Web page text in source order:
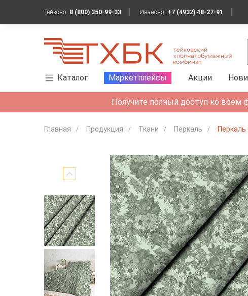
Тейково 8 (800) 350-99-33 Иваново +7 (4932) 48-27-91
Каталог Маркетплейсы Акции
Получите полный доступ ко всем
Главная Продукция Ткани Перкаль